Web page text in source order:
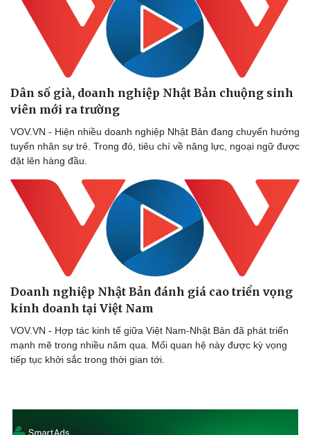
Dân số già, doanh nghiệp Nhật Bản chuộng sinh
viên mới ra trường
VOV.VN - Hiện nhiều doanh nghiệp Nhật Bản đang chuyển hướng
tuyển nhân sự trẻ. Trong đó, tiêu chí về năng lực, ngoại ngữ được
đặt lên hàng đầu.
Doanh nghiệp Nhật Bản đánh giá cao triển vọng
kinh doanh tại Việt Nam
VOV.VN - Hợp tác kinh tế giữa Việt Nam-Nhật Bản đã phát triển
mạnh mẽ trong nhiều năm qua. Mối quan hệ này được kỳ vọng
tiếp tục khởi sắc trong thời gian tới.